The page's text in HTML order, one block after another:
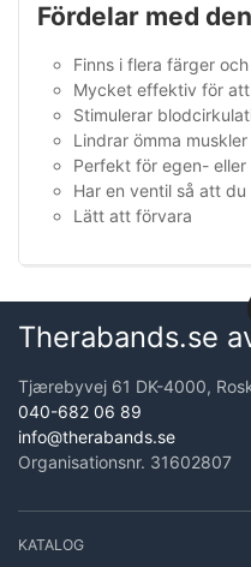
Fördelar med
Finns i flera färger
Mycket effektiv för
Stimulerar
Lindrar ömma muskler
Perfekt för egen-
Har en ventil så att
Lätt att förvara
Therabands.se
Tjærebyvej 61 DK-4000,
040-682 06 89
info@therabands.se
Organisationsnr. 31602807
KATALOG